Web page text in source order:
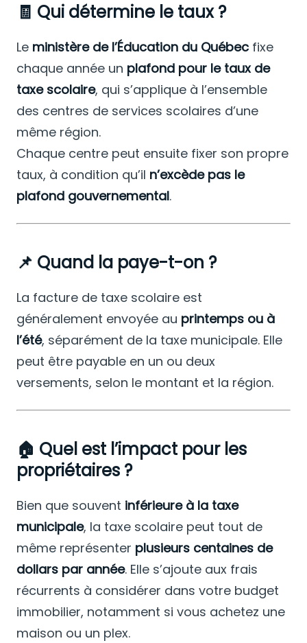
🧾 Qui détermine le taux ?
Le ministère de l’Éducation du Québec fixe
chaque année un plafond pour le taux de
taxe scolaire, qui s’applique à l’ensemble
des centres de services scolaires d’une
même région.
Chaque centre peut ensuite fixer son propre
taux, à condition qu’il n’excède pas le
plafond gouvernemental.
📌 Quand la paye-t-on ?
La facture de taxe scolaire est
généralement envoyée au printemps ou à
l’été, séparément de la taxe municipale. Elle
peut être payable en un ou deux
versements, selon le montant et la région.
🏠 Quel est l’impact pour les
propriétaires ?
Bien que souvent inférieure à la taxe
municipale, la taxe scolaire peut tout de
même représenter plusieurs centaines de
dollars par année. Elle s’ajoute aux frais
récurrents à considérer dans votre budget
immobilier, notamment si vous achetez une
maison ou un plex.